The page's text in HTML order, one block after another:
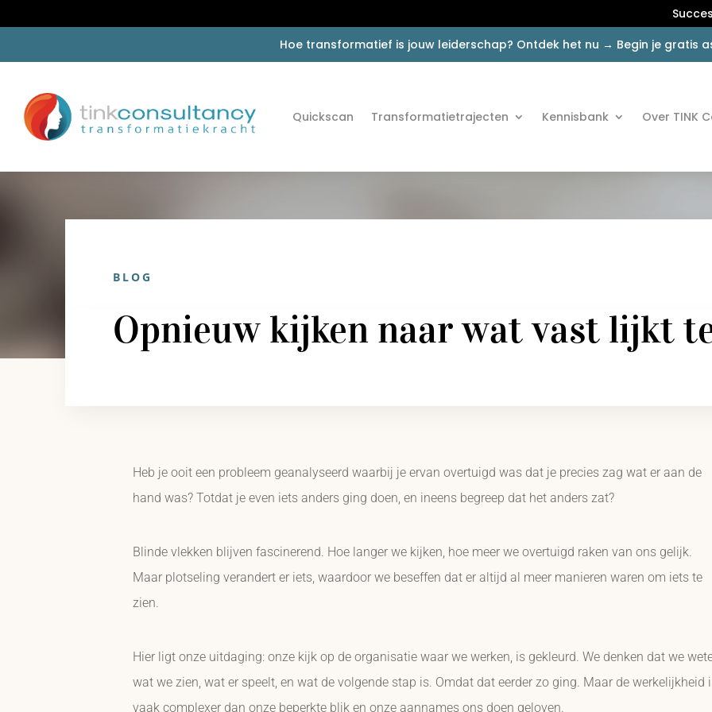
Hoe transformatief is jouw leiderschap? Ontdek het nu → Begin je gratis
Quickscan Transformatietrajecten Kennisbank Over TINK
BLOG
Opnieuw kijken naar wat vast lijkt
Heb je ooit een probleem geanalyseerd waarbij je ervan overtuigd was dat je precies zag wat er aan de
hand was? Totdat je even iets anders ging doen, en ineens begreep dat het anders zat?
Blinde vlekken blijven fascinerend. Hoe langer we kijken, hoe meer we overtuigd raken van ons gelijk.
Maar plotseling verandert er iets, waardoor we beseffen dat er altijd al meer manieren waren om iets te
zien.
Hier ligt onze uitdaging: onze kijk op de organisatie waar we werken, is gekleurd. We denken dat we
wat we zien, wat er speelt, en wat de volgende stap is. Omdat dat eerder zo ging. Maar de werkelijkheid
vaak complexer dan onze beperkte blik en onze aannames ons doen geloven.